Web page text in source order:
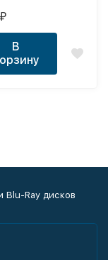
и
Version")
₽
В
Ray дисков